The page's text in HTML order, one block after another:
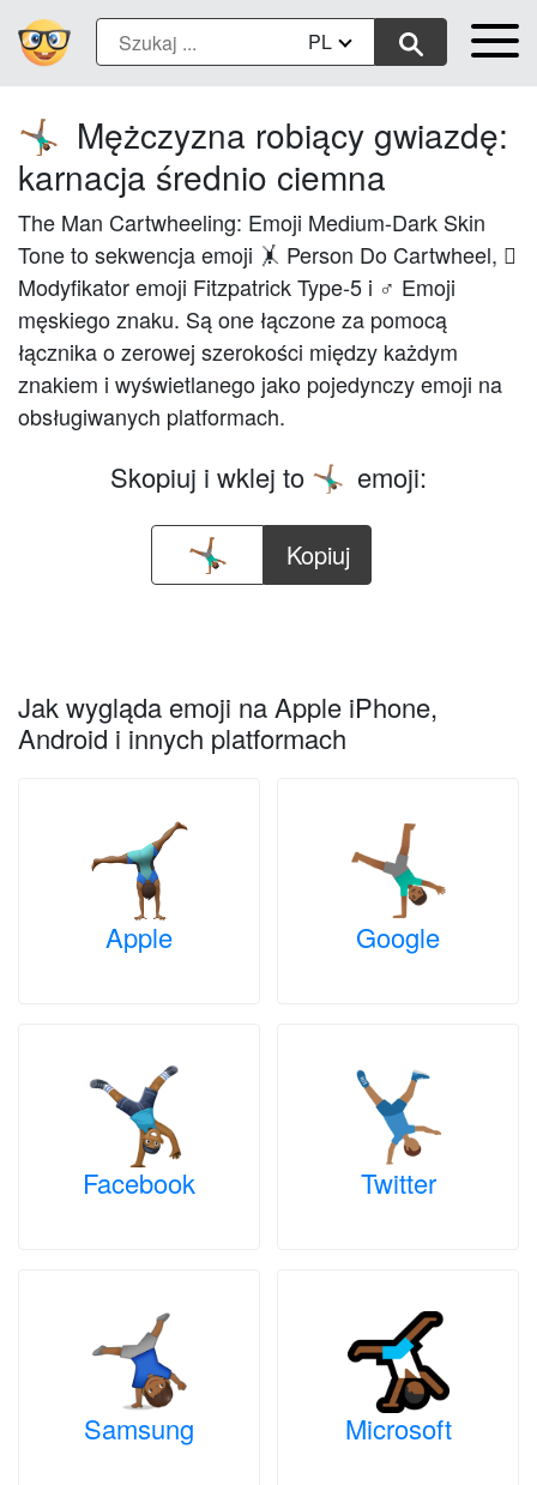
PL
🤸🏾‍♂️ Mężczyzna robiący gwiazdę:
karnacja średnio ciemna
The Man Cartwheeling: Emoji Medium-Dark Skin
Tone to sekwencja emoji 🤸 Person Do Cartwheel, 🏾
Modyfikator emoji Fitzpatrick Type-5 i ♂ Emoji
męskiego znaku. Są one łączone za pomocą
łącznika o zerowej szerokości między każdym
znakiem i wyświetlanego jako pojedynczy emoji na
obsługiwanych platformach.
Skopiuj i wklej to 🤸🏾‍♂️ emoji:
Kopiuj
Jak wygląda emoji na Apple iPhone,
Android i innych platformach
Apple Google
Facebook Twitter
Samsung Microsoft